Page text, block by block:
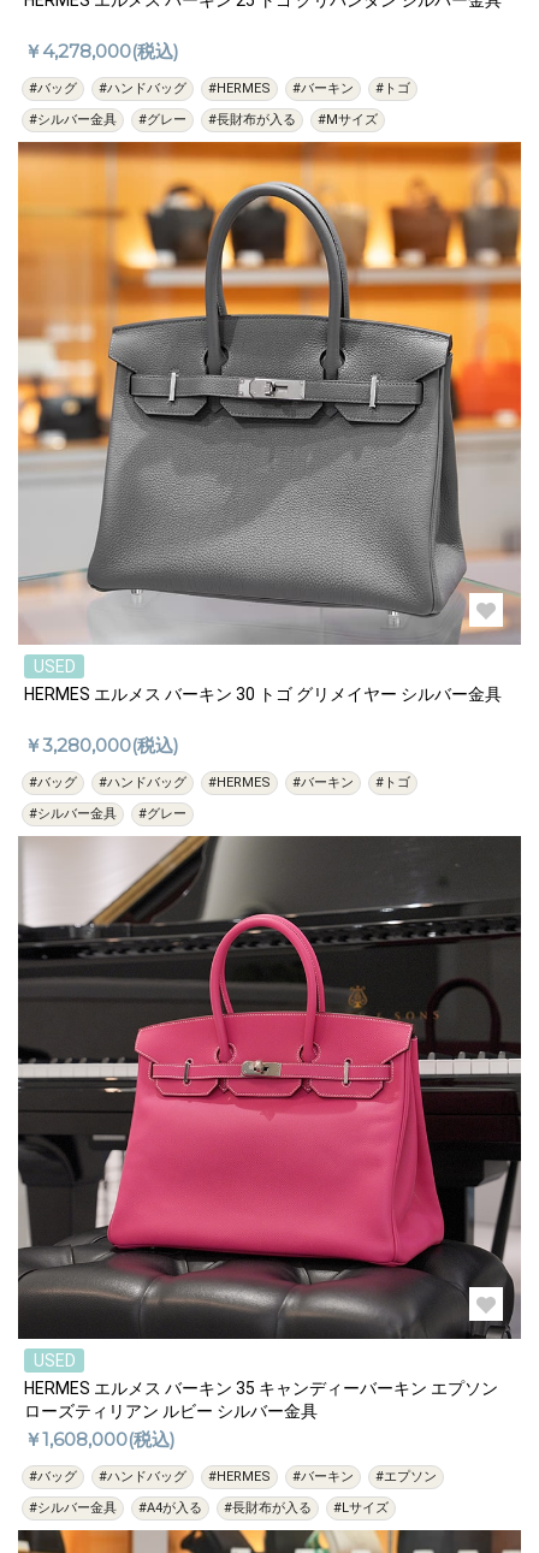
￥4,278,000(税込)
#バッグ #ハンドバッグ #HERMES #バーキン
#トゴ
#シルバー金具
#グレー #長財布が入る #Mサイズ
USED
HERMES エルメス バーキン 30 トゴ グリメイヤー シルバー金具
￥3,280,000(税込)
#バッグ #ハンドバッグ #HERMES #バーキン
#トゴ
#シルバー金具
#グレー
USED
HERMES エルメス バーキン 35 キャンディーバーキン エプソン
ローズティリアン ルビー シルバー金具
￥1,608,000(税込)
#バッグ #ハンドバッグ #HERMES #バーキン
#エプソン
#シルバー金具
#A4が入る #長財布が入る #Lサイズ